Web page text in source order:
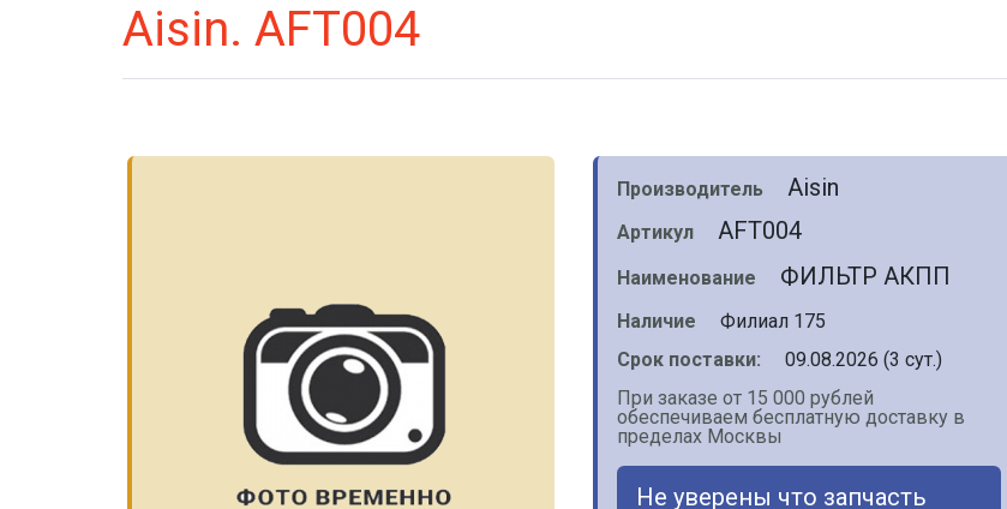
Aisin. AFT004
Производитель Aisin
Артикул AFT004
Наименование ФИЛЬТР АКПП
Наличие
Филиал 175
Срок поставки:
09.08.2026 (3 сут.)
При заказе от 15 000 рублей
обеспечиваем бесплатную доставку в
пределах Москвы
Не уверены что запчасть